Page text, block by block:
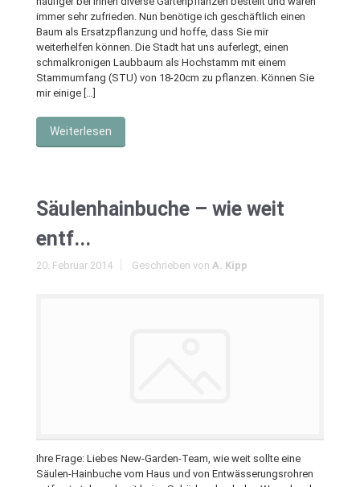
immer sehr zufrieden. Nun benötige ich geschäftlich einen
Baum als Ersatzpflanzung und hoffe, dass Sie mir
weiterhelfen können. Die Stadt hat uns auferlegt, einen
schmalkronigen Laubbaum als Hochstamm mit einem
Stammumfang (STU) von 18-20cm zu pflanzen. Können Sie
mir einige […]
Weiterlesen
Säulenhainbuche – wie weit
entf...
20. Februar 2014 Geschrieben von A. Kipp
Ihre Frage: Liebes New-Garden-Team, wie weit sollte eine
Säulen-Hainbuche vom Haus und von Entwässerungsrohren